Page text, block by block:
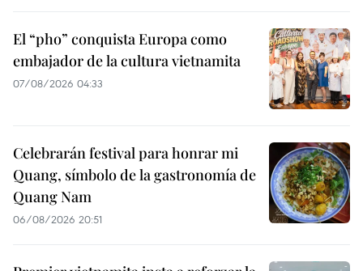
El “pho” conquista Europa como
embajador de la cultura vietnamita
07/08/2026 04:33
Celebrarán festival para honrar mi
Quang, símbolo de la gastronomía de
Quang Nam
06/08/2026 20:51